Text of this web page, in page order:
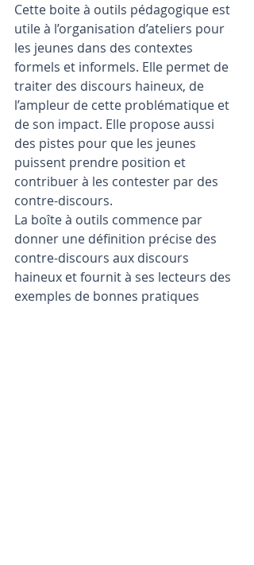
Cette boite à outils pédagogique est
utile à l’organisation d’ateliers pour
les jeunes dans des contextes
formels et informels. Elle permet de
traiter des discours haineux, de
l’ampleur de cette problématique et
de son impact. Elle propose aussi
des pistes pour que les jeunes
puissent prendre position et
contribuer à les contester par des
contre-discours.
La boîte à outils commence par
donner une définition précise des
contre-discours aux discours
haineux et fournit à ses lecteurs des
exemples de bonnes pratiques